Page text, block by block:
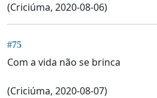
(Criciúma, 2020-08-06)
#75
Com a vida não se brinca
(Criciúma, 2020-08-07)